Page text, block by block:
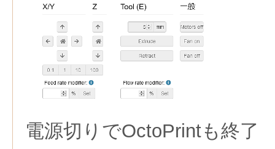
電源切りでOctoPrintも終了